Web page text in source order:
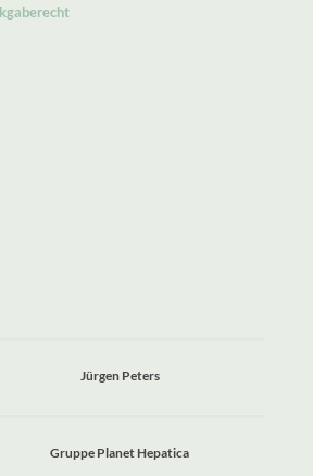
Jürgen Peters
Gruppe Planet Hepatica